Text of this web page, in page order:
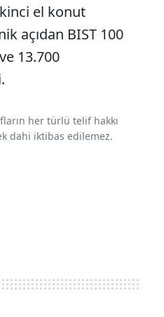
el konut
açıdan BIST 100
13.700
her türlü telif hakkı
dahi iktibas edilemez.